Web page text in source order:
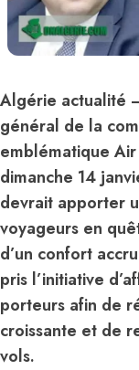
Algérie actualité
général de la
emblématique
dimanche 14
devrait apporter
voyageurs en
d’un confort
pris l’initiative
porteurs afin de
croissante et de
vols.